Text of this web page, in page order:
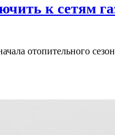
к сетям
отопительного